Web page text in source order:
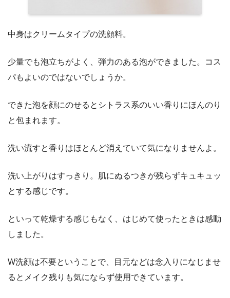
中身はクリームタイプの洗顔料。
少量でも泡立ちがよく、弾力のある泡ができました。コス
パもよいのではないでしょうか。
できた泡を顔にのせるとシトラス系のいい香りにほんのり
と包まれます。
洗い流すと香りはほとんど消えていて気になりませんよ。
洗い上がりはすっきり。肌にぬるつきが残らずキュキュッ
とする感じです。
といって乾燥する感じもなく、はじめて使ったときは感動
しました。
W洗顔は不要ということで、目元などは念入りになじませ
るとメイク残りも気にならず使用できています。